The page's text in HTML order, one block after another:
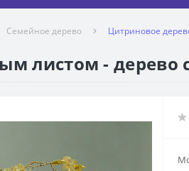
Семейное дерево Цитриновое
листом - дерево